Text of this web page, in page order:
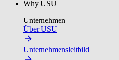
Why USU
Unternehmen
Über USU
Unternehmensleitbild